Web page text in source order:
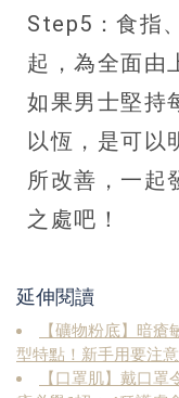
Step5：食指
起，為全面由
如果男士堅持
以恆，是可以
所改善，一起
之處吧！
延伸閱讀
【礦物粉底】暗
型特點！新手用要注
【口罩肌】戴口